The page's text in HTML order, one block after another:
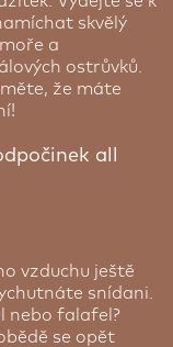
skvělý
a
ostrůvků.
že máte
all
vzduchu ještě
snídani.
nebo falafel?
se opět